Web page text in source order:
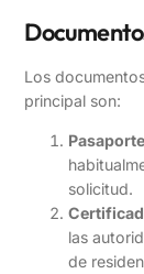
Los
principal son:
solicitud.
las
de